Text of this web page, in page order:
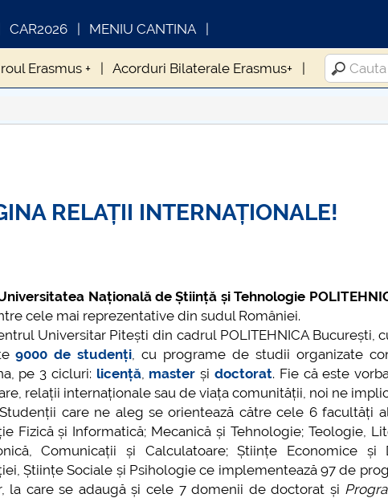
CAR2026 MENIU CANTINA
Erasmus + Acorduri Bilaterale Erasmus+
RELAȚII INTERNAȚIONALE!
Națională de Știință și Tehnologie
cele mai reprezentative din sudul României.
Universitar Pitești din cadrul POLITEHNICA București,
9000 de studenți, cu programe de studii organizate
pe 3 cicluri: licență, master și doctorat. Fie că este
relații internaționale sau de viața comunității, noi ne
care ne aleg se orientează către cele 6 facultăți
Fizică și Informatică; Mecanică și Tehnologie; Teologie,
Comunicații și Calculatoare; Științe Economice și
Științe Sociale și Psihologie ce implementează 97 de
la care se adaugă și cele 7 domenii de doctorat și
Consultare publică
Consultare publică CARTA
UNSTPB Având în vedere
prevederile Legii
Învățământului Superior și
în spiritul transparenței
decizionale și asumării
responsabi...
indexate –
Universitar
Taxe de
indexate
și cu cardul